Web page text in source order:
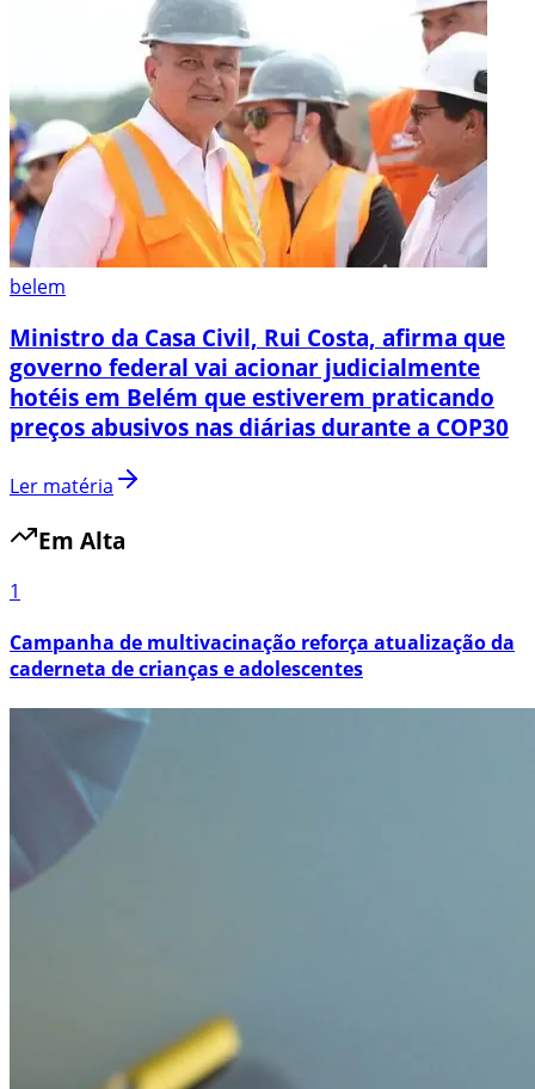
belem
Ministro da Casa Civil, Rui Costa, afirma que
governo federal vai acionar judicialmente
hotéis em Belém que estiverem praticando
preços abusivos nas diárias durante a COP30
Ler matéria
Em Alta
1
Campanha de multivacinação reforça atualização da
caderneta de crianças e adolescentes